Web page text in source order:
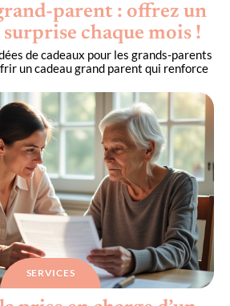
parent : offrez un
chaque mois !
de cadeaux pour les grands-parents
un cadeau grand parent qui renforce
SERVICES